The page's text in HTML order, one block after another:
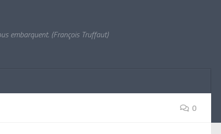
embarquent. (François Truffaut)
0